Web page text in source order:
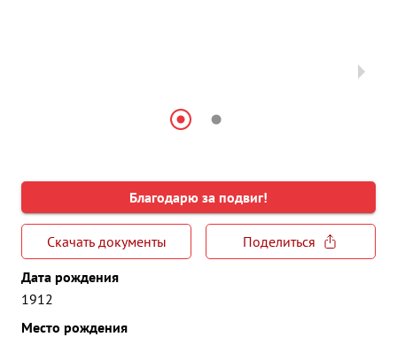
Благодарю за подвиг!
Скачать документы
Поделиться
Дата рождения
1912
Место рождения